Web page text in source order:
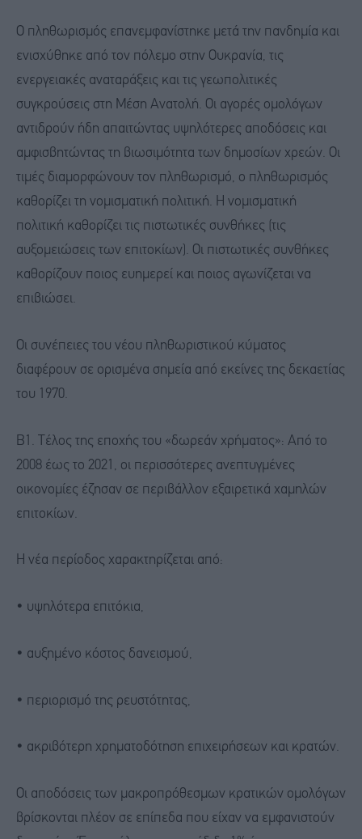
Ο πληθωρισμός επανεμφανίστηκε μετά την πανδημία και
ενισχύθηκε από τον πόλεμο στην Ουκρανία, τις
ενεργειακές αναταράξεις και τις γεωπολιτικές
συγκρούσεις στη Μέση Ανατολή. Οι αγορές ομολόγων
αντιδρούν ήδη απαιτώντας υψηλότερες αποδόσεις και
αμφισβητώντας τη βιωσιμότητα των δημοσίων χρεών. Οι
τιμές διαμορφώνουν τον πληθωρισμό, ο πληθωρισμός
καθορίζει τη νομισματική πολιτική. Η νομισματική
πολιτική καθορίζει τις πιστωτικές συνθήκες (τις
αυξομειώσεις των επιτοκίων). Οι πιστωτικές συνθήκες
καθορίζουν ποιος ευημερεί και ποιος αγωνίζεται να
επιβιώσει.
Οι συνέπειες του νέου πληθωριστικού κύματος
διαφέρουν σε ορισμένα σημεία από εκείνες της δεκαετίας
του 1970.
Β1. Τέλος της εποχής του «δωρεάν χρήματος»: Από το
2008 έως το 2021, οι περισσότερες ανεπτυγμένες
οικονομίες έζησαν σε περιβάλλον εξαιρετικά χαμηλών
επιτοκίων.
Η νέα περίοδος χαρακτηρίζεται από:
• υψηλότερα επιτόκια,
• αυξημένο κόστος δανεισμού,
• περιορισμό της ρευστότητας,
• ακριβότερη χρηματοδότηση επιχειρήσεων και κρατών.
Οι αποδόσεις των μακροπρόθεσμων κρατικών ομολόγων
βρίσκονται πλέον σε επίπεδα που είχαν να εμφανιστούν